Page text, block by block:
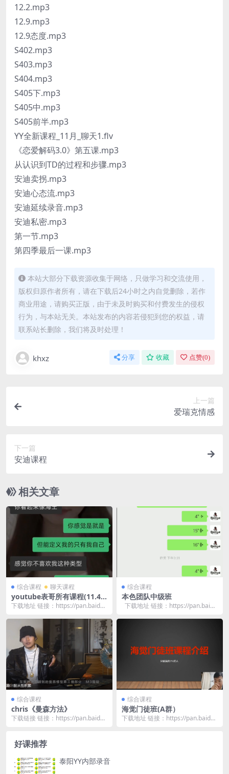
12.2.mp3
12.9.mp3
12.9态度.mp3
S402.mp3
S403.mp3
S404.mp3
S405下.mp3
S405中.mp3
S405前半.mp3
YY全新课程_11月_聊天1.flv
《恋爱解码3.0》第五课.mp3
从认识到TD的过程和步骤.mp3
安迪卖拐.mp3
安迪心态流.mp3
安迪延续录音.mp3
安迪私密.mp3
第一节.mp3
第四季最后一课.mp3
本站大部分下载资源收集于网络，只做学习和交流使用，
版权归原作者所有，请在下载后24小时之内自觉删除，若作
商业用途，请购买正版，由于未及时购买和付费发生的侵权
行为，与本站无关。本站发布的内容若侵犯到您的权益，请
联系站长删除，我们将及时处理！
khxz 分享 收藏 点赞(0)
上一篇
爱瑞克情感
下一篇
安迪课程
相关文章
综合课程 聊天课程
youtube表哥所有课程(11.4
更新)
下载地址 链接：https://pan.baidu.
综合课程
本色团队中级班
下载地址 链接：https://pan.baid
综合课程
chris《曼森方法》
下载链接 链接：https://pan.baidu.
综合课程
海觉门徒班(A群）
下载地址 链接：https://pan.baidu.
好课推荐
泰阳YY内部录音